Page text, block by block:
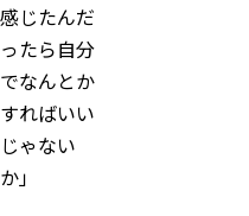
感じたんだ
ったら自分
でなんとか
すればいい
じゃない
か」